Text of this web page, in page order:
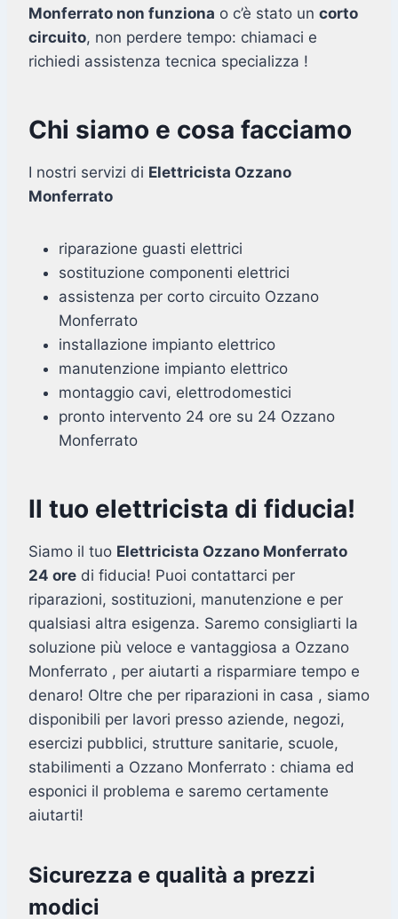
Monferrato non funziona o c’è stato un corto
circuito, non perdere tempo: chiamaci e
richiedi assistenza tecnica specializza !
Chi siamo e cosa facciamo
I nostri servizi di Elettricista Ozzano
Monferrato
riparazione guasti elettrici
sostituzione componenti elettrici
assistenza per corto circuito Ozzano
Monferrato
installazione impianto elettrico
manutenzione impianto elettrico
montaggio cavi, elettrodomestici
pronto intervento 24 ore su 24 Ozzano
Monferrato
Il tuo elettricista di fiducia!
Siamo il tuo Elettricista Ozzano Monferrato
24 ore di fiducia! Puoi contattarci per
riparazioni, sostituzioni, manutenzione e per
qualsiasi altra esigenza. Saremo consigliarti la
soluzione più veloce e vantaggiosa a Ozzano
Monferrato , per aiutarti a risparmiare tempo e
denaro! Oltre che per riparazioni in casa , siamo
disponibili per lavori presso aziende, negozi,
esercizi pubblici, strutture sanitarie, scuole,
stabilimenti a Ozzano Monferrato : chiama ed
esponici il problema e saremo certamente
aiutarti!
Sicurezza e qualità a prezzi
modici